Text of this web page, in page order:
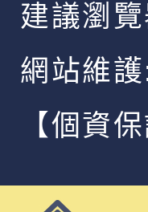
建議瀏
網站維
【個資